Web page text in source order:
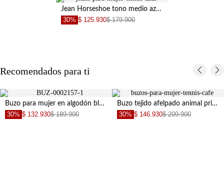
Jean Horseshoe tono medio azul para mujer
30% $ 125.930$ 179.900
Recomendados para ti
Buzo para mujer en algodón blanco fit relajado con media cremallera
30% $ 132.930$ 189.900
Buzo tejido afelpado animal print con diseño limpio para mujer
30% $ 146.930$ 209.900